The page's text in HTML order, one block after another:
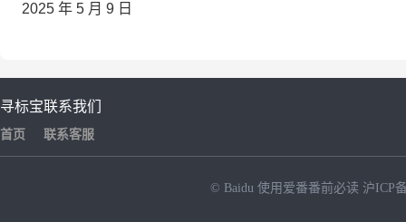
2025 年 5 月 9 日
寻标宝
首页
联系我们
联系客服
© Baidu 使用爱番番前必读 沪ICP